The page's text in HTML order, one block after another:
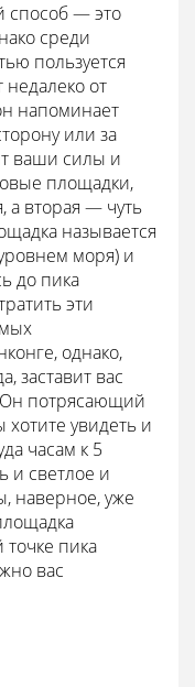
способ — это
среди
пользуется
недалеко от
напоминает
или за
ваши силы и
площадки,
а вторая — чуть
называется
моря) и
до пика
эти
однако,
заставит вас
Он потрясающий
хотите увидеть и
часам к 5
и светлое и
наверное, уже
пика
вас